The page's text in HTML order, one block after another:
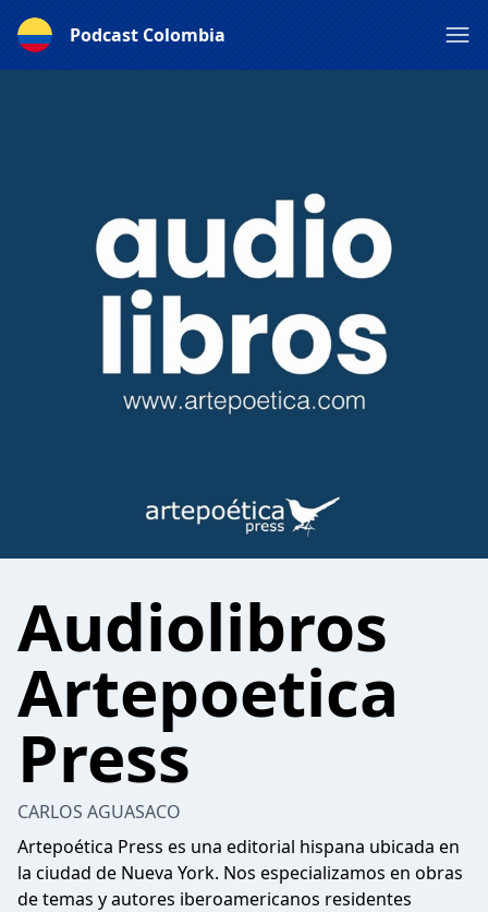
Podcast Colombia
Audiolibros
Artepoetica
Press
CARLOS AGUASACO
Artepoética Press es una editorial hispana ubicada en
la ciudad de Nueva York. Nos especializamos en obras
de temas y autores iberoamericanos residentes